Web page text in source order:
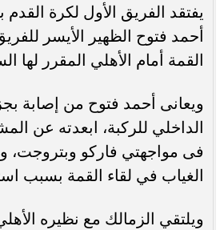
يفتقد الفريق الأول لكرة القدم
أحمد فتوح الظهير الأيسر
القمة أمام الأهلي المقرر لها
ويعانى أحمد فتوح من إصابة
الداخلي للركبة، ابعدته عن
فى مواجهتي فاركو وبتروجت،
الغياب في لقاء القمة بسبب
ويلتقي الزمالك مع نظيره